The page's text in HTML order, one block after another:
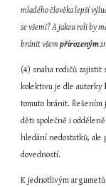
mladého člověka lepší
se všemi? A jakou roli by
bránit všem přirozeným
(4) snaha rodičů zajistit
kolektivu je dle autorky
tomuto bránit.
děti společně i
hledání nedostatků, ale
dovedností.
K jednotlivým